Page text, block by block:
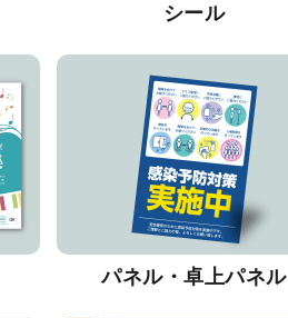
シール
パネル・卓上パネル